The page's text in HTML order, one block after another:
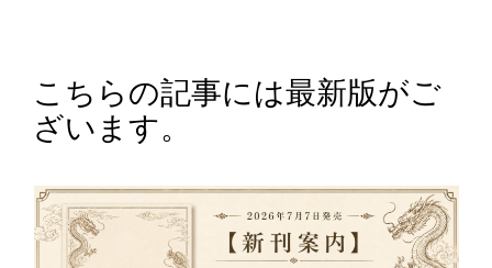
こちらの記事には最新版がご
ざいます。